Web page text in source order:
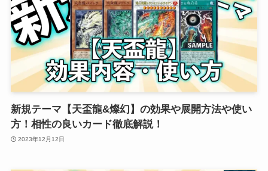
新規テーマ【天盃龍&燦幻】の効果や展開方法や使い
方！相性の良いカード徹底解説！
2023年12月12日